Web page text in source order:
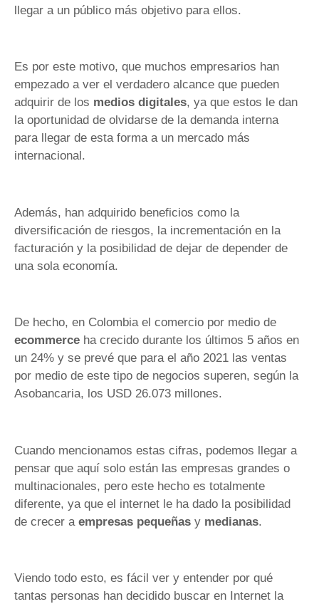
llegar a un público más objetivo para ellos.
Es por este motivo, que muchos empresarios han
empezado a ver el verdadero alcance que pueden
adquirir de los medios digitales, ya que estos le dan
la oportunidad de olvidarse de la demanda interna
para llegar de esta forma a un mercado más
internacional.
Además, han adquirido beneficios como la
diversificación de riesgos, la incrementación en la
facturación y la posibilidad de dejar de depender de
una sola economía.
De hecho, en Colombia el comercio por medio de
ecommerce ha crecido durante los últimos 5 años en
un 24% y se prevé que para el año 2021 las ventas
por medio de este tipo de negocios superen, según la
Asobancaria, los USD 26.073 millones.
Cuando mencionamos estas cifras, podemos llegar a
pensar que aquí solo están las empresas grandes o
multinacionales, pero este hecho es totalmente
diferente, ya que el internet le ha dado la posibilidad
de crecer a empresas pequeñas y medianas.
Viendo todo esto, es fácil ver y entender por qué
tantas personas han decidido buscar en Internet la